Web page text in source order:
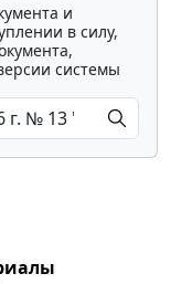
и
в силу,
системы